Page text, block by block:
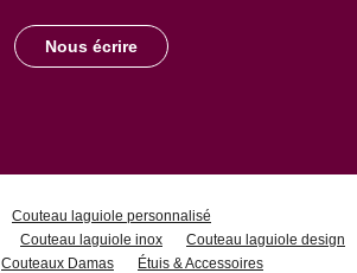
Nous écrire
Couteau laguiole personnalisé
Couteau laguiole inox
Couteau laguiole design
Couteaux Damas
Étuis & Accessoires